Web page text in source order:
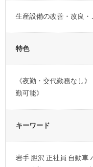
生産設備の改善・改良・
特色
《夜勤・交代勤務なし
勤可能》
キーワード
岩手 胆沢 正社員 自動車